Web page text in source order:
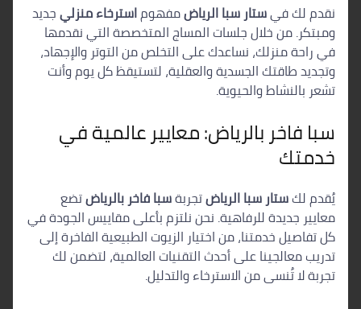
نقدم لك فيستار سبا الرياضمفهوماسترخاء منزليجديد
ومبتكر. من خلال جلسات المساج المتخصصة التي نقدمها
في راحة منزلك، نساعدك على التخلص من التوتر والإجهاد،
وتجديد طاقتك الجسدية والعقلية، لتستيقظ كل يوم وأنت
تشعر بالنشاط والحيوية.
سبا فاخر بالرياض: معايير عالمية في
خدمتك
يُقدم لكستار سبا الرياضتجربةسبا فاخر بالرياضتضع
معايير جديدة للرفاهية. نحن نلتزم بأعلى مقاييس الجودة في
كل تفاصيل خدمتنا، من اختيار الزيوت الطبيعية الفاخرة إلى
تدريب معالجينا على أحدث التقنيات العالمية، لتضمن لك
تجربة لا تُنسى من الاسترخاء والتدليل.